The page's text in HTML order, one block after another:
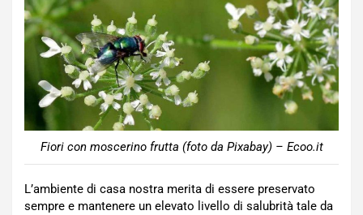
Fiori con moscerino frutta (foto da Pixabay) – Ecoo.it
L’ambiente di casa nostra merita di essere preservato
sempre e mantenere un elevato livello di salubrità tale da